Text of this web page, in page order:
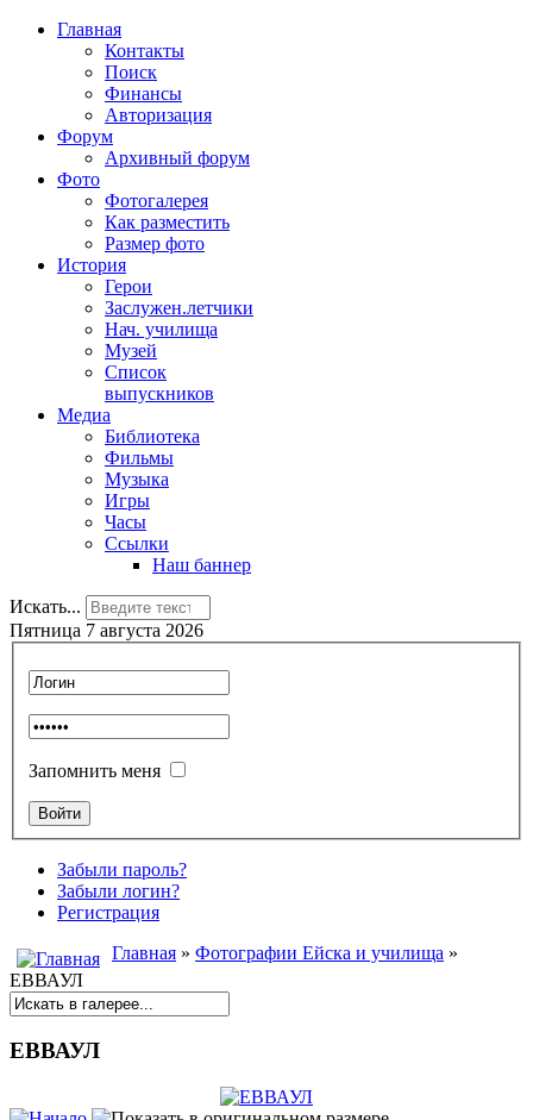
Главная
Контакты
Поиск
Финансы
Авторизация
Форум
Архивный форум
Фото
Фотогалерея
Как разместить
Размер фото
История
Герои
Заслужен.летчики
Нач. училища
Музей
Список
выпускников
Медиа
Библиотека
Фильмы
Музыка
Игры
Часы
Ссылки
Наш баннер
Искать...
Пятница 7 августа 2026
Запомнить меня
Забыли пароль?
Забыли логин?
Регистрация
Главная » Фотографии Ейска и училища »
ЕВВАУЛ
ЕВВАУЛ